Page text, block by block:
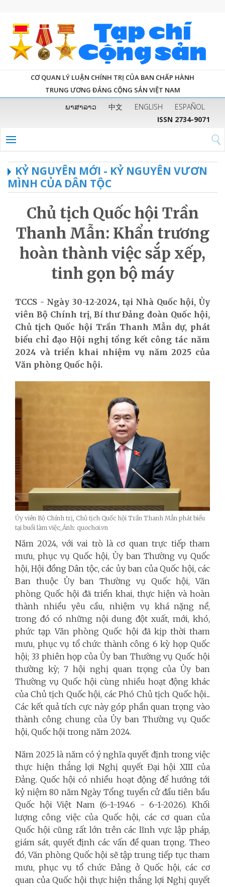
CƠ QUAN LÝ LUẬN CHÍNH TRỊ CỦA BAN CHẤP HÀNH
TRUNG ƯƠNG ĐẢNG CỘNG SẢN VIỆT NAM
ພາສາລາວ 中文 ENGLISH
ESPAÑOL
ISSN 2734-9071
KỶ NGUYÊN MỚI - KỶ NGUYÊN VƯƠN
MÌNH CỦA DÂN TỘC
Chủ tịch Quốc hội Trần
Thanh Mẫn: Khẩn trương
hoàn thành việc sắp xếp,
tinh gọn bộ máy
TCCS - Ngày 30-12-2024, tại Nhà Quốc hội, Ủy
viên Bộ Chính trị, Bí thư Đảng đoàn Quốc hội,
Chủ tịch Quốc hội Trần Thanh Mẫn dự, phát
biểu chỉ đạo Hội nghị tổng kết công tác năm
2024 và triển khai nhiệm vụ năm 2025 của
Văn phòng Quốc hội.
Ủy viên Bộ Chính trị, Chủ tịch Quốc hội Trần Thanh Mẫn phát biểu
tại buổi làm việc_Ảnh: quochoi.vn
Năm 2024, với vai trò là cơ quan trực tiếp tham
mưu, phục vụ Quốc hội, Ủy ban Thường vụ Quốc
hội, Hội đồng Dân tộc, các ủy ban của Quốc hội, các
Ban thuộc Ủy ban Thường vụ Quốc hội, Văn
phòng Quốc hội đã triển khai, thực hiện và hoàn
thành nhiều yêu cầu, nhiệm vụ khá nặng nề,
trong đó có những nội dung đột xuất, mới, khó,
phức tạp. Văn phòng Quốc hội đã kịp thời tham
mưu, phục vụ tổ chức thành công 6 kỳ họp Quốc
hội; 33 phiên họp của Ủy ban Thường vụ Quốc hội
thường kỳ; 7 hội nghị quan trọng của Ủy ban
Thường vụ Quốc hội cùng nhiều hoạt động khác
của Chủ tịch Quốc hội, các Phó Chủ tịch Quốc hội...
Các kết quả tích cực này góp phần quan trọng vào
thành công chung của Ủy ban Thường vụ Quốc
hội, Quốc hội trong năm 2024.
Năm 2025 là năm có ý nghĩa quyết định trong việc
thực hiện thắng lợi Nghị quyết Đại hội XIII của
Đảng. Quốc hội có nhiều hoạt động để hướng tới
kỷ niệm 80 năm Ngày Tổng tuyển cử đầu tiên bầu
Quốc hội Việt Nam (6-1-1946 - 6-1-2026). Khối
lượng công việc của Quốc hội, các cơ quan của
Quốc hội cũng rất lớn trên các lĩnh vực lập pháp,
giám sát, quyết định các vấn đề quan trọng. Theo
đó, Văn phòng Quốc hội sẽ tập trung tiếp tục tham
mưu, phục vụ tổ chức Đảng ở Quốc hội, các cơ
quan của Quốc hội thực hiện thắng lợi Nghị quyết